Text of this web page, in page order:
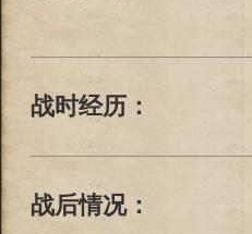
战时经历：
战后情况：